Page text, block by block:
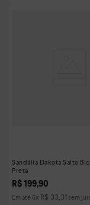
Sandália Dakota Salto
Preta
R$ 199,90
Em até 6x R$ 33,31 sem